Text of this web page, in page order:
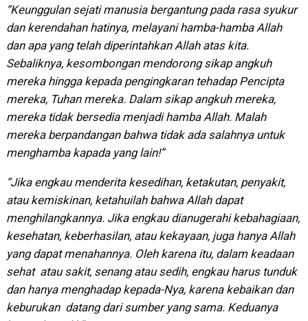
“Keunggulan sejati manusia bergantung pada rasa syukur
dan kerendahan hatinya, melayani hamba-hamba Allah
dan apa yang telah diperintahkan Allah atas kita.
Sebaliknya, kesombongan mendorong sikap angkuh
mereka hingga kepada pengingkaran tehadap Pencipta
mereka, Tuhan mereka. Dalam sikap angkuh mereka,
mereka tidak bersedia menjadi hamba Allah. Malah
mereka berpandangan bahwa tidak ada salahnya untuk
menghamba kapada yang lain!”
“Jika engkau menderita kesedihan, ketakutan, penyakit,
atau kemiskinan, ketahuilah bahwa Allah dapat
menghilangkannya. Jika engkau dianugerahi kebahagiaan,
kesehatan, keberhasilan, atau kekayaan, juga hanya Allah
yang dapat menahannya. Oleh karena itu, dalam keadaan
sehat atau sakit, senang atau sedih, engkau harus tunduk
dan hanya menghadap kepada-Nya, karena kebaikan dan
keburukan datang dari sumber yang sama. Keduanya